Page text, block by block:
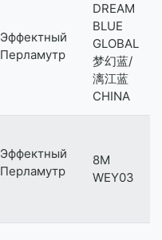
Эффектный
Перламутр
DREAM
BLUE
GLOBAL
梦幻蓝/
漓江蓝
CHINA
Эффектный
Перламутр
8M
WEY03